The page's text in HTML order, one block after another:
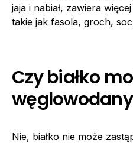
jaja i nabiał, zawiera
takie jak fasola, groch,
Czy białko
Nie, białko nie może